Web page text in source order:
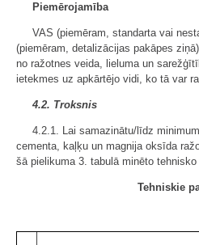
Piemērojamība
VAS (piemēram, standarta vai
(piemēram, detalizācijas pakāpes
no ražotnes veida, lieluma un
ietekmes uz apkārtējo vidi, ko tā var
4.2. Troksnis
4.2.1. Lai samazinātu/līdz
cementa, kaļķu un magnija oksīda
šā pielikuma 3. tabulā minēto
Tehniskie